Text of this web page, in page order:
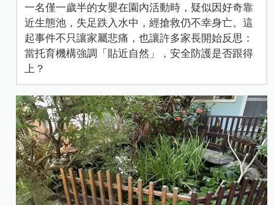
一名僅一歲半的女嬰在園內活動時，疑似因好奇靠
近生態池，失足跌入水中，經搶救仍不幸身亡。這
起事件不只讓家屬悲痛，也讓許多家長開始反思：
當托育機構強調「貼近自然」，安全防護是否跟得
上？